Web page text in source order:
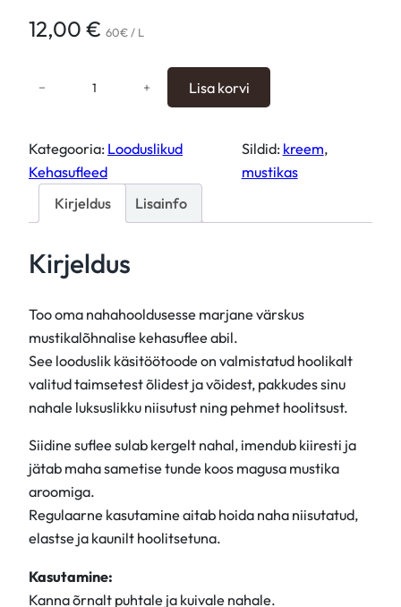
12,00 € 60€ / L
t
i
a
e
a
s
u
f
l
e
k
o
g
u
s
− + Lisa korvi
Kategooria: Looduslikud
Kehasufleed
Sildid: kreem ,
mustikas
Kirjeldus
Lisainfo
Kirjeldus
Too oma nahahooldusesse marjane värskus
mustikalõhnalise kehasuflee abil.
See looduslik käsitöötoode on valmistatud hoolikalt
valitud taimsetest õlidest ja võidest, pakkudes sinu
nahale luksuslikku niisutust ning pehmet hoolitsust.
Siidine suflee sulab kergelt nahal, imendub kiiresti ja
jätab maha sametise tunde koos magusa mustika
aroomiga.
Regulaarne kasutamine aitab hoida naha niisutatud,
elastse ja kaunilt hoolitsetuna.
Kasutamine:
Kanna õrnalt puhtale ja kuivale nahale.